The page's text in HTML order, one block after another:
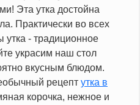
Эта утка достойна
Практически во всех
утка - традиционное
украсим наш стол
вкусным блюдом.
рецепт утка в
корочка, нежное и